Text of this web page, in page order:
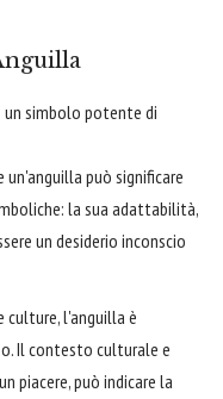
un simbolo potente di
un'anguilla può significare
la sua adattabilità,
un desiderio inconscio
culture, l'anguilla è
Il contesto culturale e
piacere, può indicare la